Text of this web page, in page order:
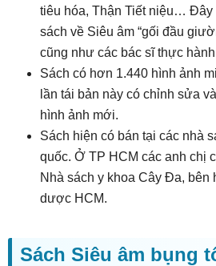
tiêu hóa, Thận Tiết niệu… Đây
sách về Siêu âm “gối đầu
cũng như các bác sĩ thực
Sách có hơn 1.440 hình ảnh
lần tái bản này có chỉnh sửa
hình ảnh mới.
Sách hiện có bán tại các nhà
quốc. Ở TP HCM các anh chị
Nhà sách y khoa Cây Đa,
dược HCM.
Sách Siêu âm bụng